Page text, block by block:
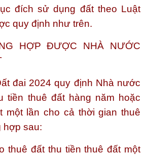
đích sử dụng đất theo Luật
quy định như trên.
HỢP ĐƯỢC NHÀ NƯỚC
đai 2024 quy định Nhà nước
tiền thuê đất hàng năm hoặc
một lần cho cả thời gian thuê
hợp sau:
thuê đất thu tiền thuê đất một